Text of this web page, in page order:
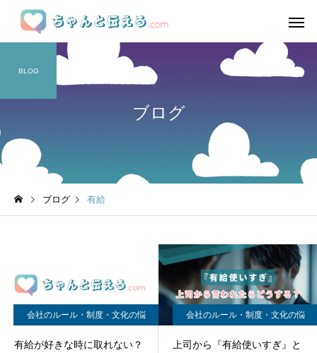
ブログ
BLOG
ブログ 有給
会社のルール・制度・文化の悩
有給が好きな時に取れない？
会社のルール・制度・文化の悩
上司から『有給使いすぎ』と